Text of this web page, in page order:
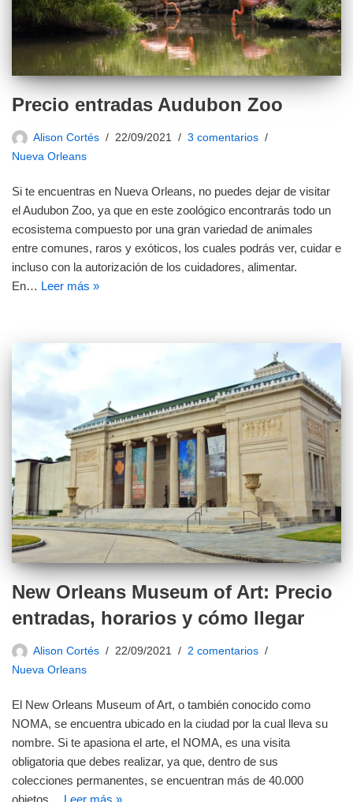
Precio entradas Audubon Zoo
Alison Cortés 22/09/2021
3 comentarios
Nueva Orleans
Si te encuentras en Nueva Orleans, no puedes dejar de visitar
el Audubon Zoo, ya que en este zoológico encontrarás todo un
ecosistema compuesto por una gran variedad de animales
entre comunes, raros y exóticos, los cuales podrás ver, cuidar e
incluso con la autorización de los cuidadores, alimentar.
En… Leer más »
New Orleans Museum of Art: Precio
entradas, horarios y cómo llegar
Alison Cortés 22/09/2021
2 comentarios
Nueva Orleans
El New Orleans Museum of Art, o también conocido como
NOMA, se encuentra ubicado en la ciudad por la cual lleva su
nombre. Si te apasiona el arte, el NOMA, es una visita
obligatoria que debes realizar, ya que, dentro de sus
colecciones permanentes, se encuentran más de 40.000
objetos… Leer más »